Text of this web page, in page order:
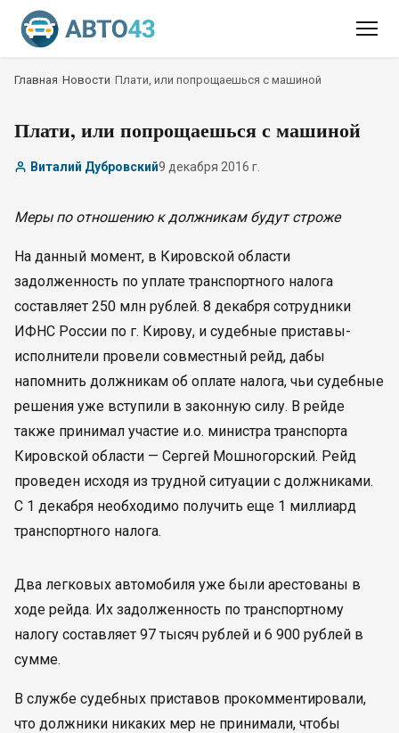
Главная Новости Плати, или попрощаешься с машиной
Плати, или попрощаешься с машиной
Виталий Дубровский9 декабря 2016 г.
Меры по отношению к должникам будут строже
На данный момент, в Кировской области
задолженность по уплате транспортного налога
составляет 250 млн рублей. 8 декабря сотрудники
ИФНС России по г. Кирову, и судебные приставы-
исполнители провели совместный рейд, дабы
напомнить должникам об оплате налога, чьи судебные
решения уже вступили в законную силу. В рейде
также принимал участие и.о. министра транспорта
Кировской области — Сергей Мошногорский. Рейд
проведен исходя из трудной ситуации с должниками.
С 1 декабря необходимо получить еще 1 миллиард
транспортного налога.
Два легковых автомобиля уже были арестованы в
ходе рейда. Их задолженность по транспортному
налогу составляет 97 тысяч рублей и 6 900 рублей в
сумме.
В службе судебных приставов прокомментировали,
что должники никаких мер не принимали, чтобы